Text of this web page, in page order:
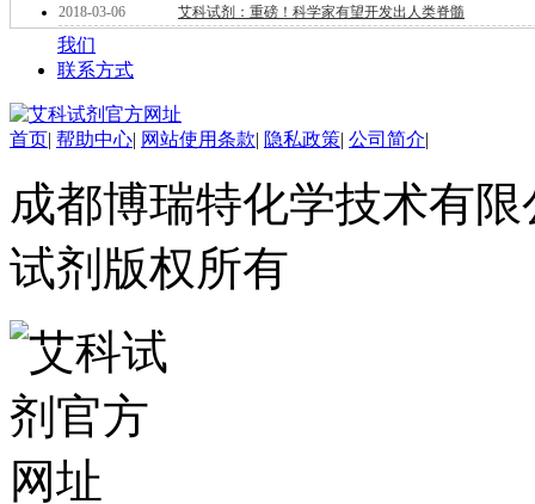
酯
唑
替代能源
生物材料
微米/纳米电子材
料
纳米材料
有机和印刷电子学
高分子科学
分析试剂
基准试剂
对照品
指示剂
染料中间体
染色剂
标准品
色谱试剂
2018-03-06 艾科试剂：重磅！科学家有望开发出人类脊髓
我们
联系方式
首页| 帮助中心| 网站使用条款| 隐私政策| 公司简介|
成都博瑞特化学技术有
试剂版权所有